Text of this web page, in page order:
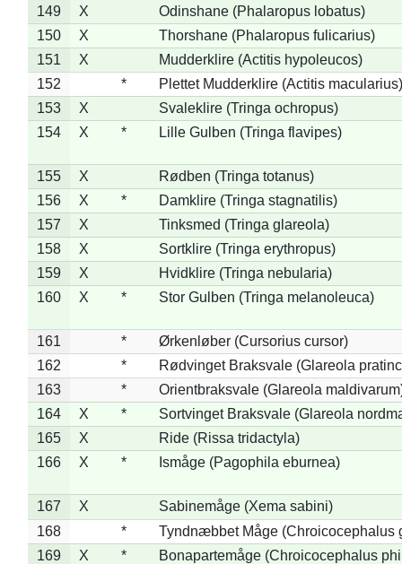
149
X
Odinshane (Phalaropus lobatus)
150
X
Thorshane (Phalaropus fulicarius)
151
X
Mudderklire (Actitis hypoleucos)
152
*
Plettet Mudderklire (Actitis macularius)
153
X
Svaleklire (Tringa ochropus)
154
X * Lille Gulben (Tringa flavipes)
155 X
Rødben (Tringa totanus)
156
X *
Damklire (Tringa stagnatilis)
157
X
Tinksmed (Tringa glareola)
158
X
Sortklire (Tringa erythropus)
159
X
Hvidklire (Tringa nebularia)
160
X * Stor Gulben (Tringa melanoleuca)
161 *
Ørkenløber (Cursorius cursor)
162
*
Rødvinget Braksvale (Glareola
163
*
Orientbraksvale (Glareola
164
X *
Sortvinget Braksvale (Glareola
165
X
Ride (Rissa tridactyla)
166
X * Ismåge (Pagophila eburnea)
167 X
Sabinemåge (Xema sabini)
168
*
Tyndnæbbet Måge (Chroicocephalus
169
X *
Bonapartemåge (Chroicocephalus